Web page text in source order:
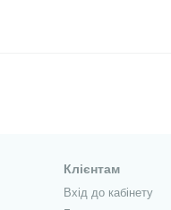
Клієнтам
Вхід до кабінету